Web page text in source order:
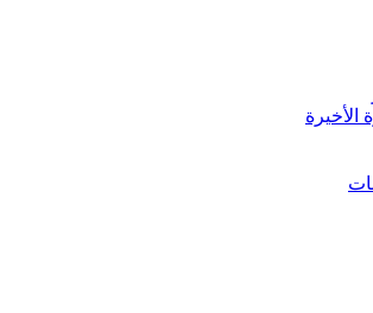
الأخيرة